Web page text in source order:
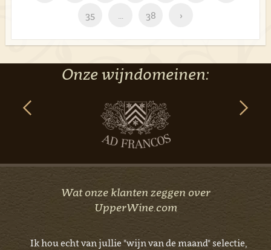
35
… 38 ›
Onze wijndomeinen:
Wat onze klanten zeggen over
UpperWine.com
ik
Ik hou echt van jullie "wijn van de maand" selectie,